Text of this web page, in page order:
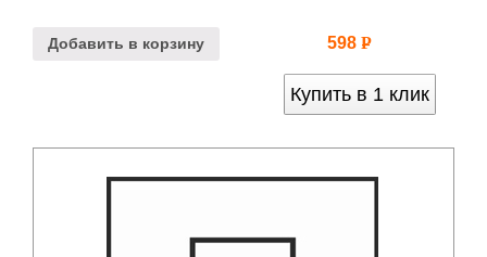
Добавить в корзину 598 Р
Купить в 1 клик